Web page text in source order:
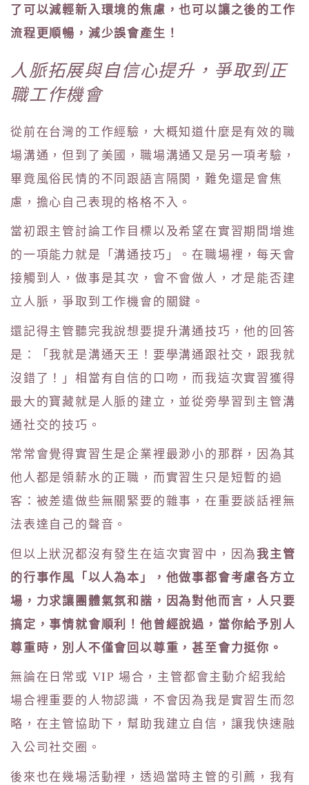
了可以減輕新入環境的焦慮，也可以讓之後的工作
流程更順暢，減少誤會產生！
人脈拓展與自信心提升，爭取到正
職工作機會
從前在台灣的工作經驗，大概知道什麼是有效的職
場溝通，但到了美國，職場溝通又是另一項考驗，
畢竟風俗民情的不同跟語言隔閡，難免還是會焦
慮，擔心自己表現的格格不入。
當初跟主管討論工作目標以及希望在實習期間增進
的一項能力就是「溝通技巧」。在職場裡，每天會
接觸到人，做事是其次，會不會做人，才是能否建
立人脈，爭取到工作機會的關鍵。
還記得主管聽完我說想要提升溝通技巧，他的回答
是：「我就是溝通天王！要學溝通跟社交，跟我就
沒錯了！」相當有自信的口吻，而我這次實習獲得
最大的寶藏就是人脈的建立，並從旁學習到主管溝
通社交的技巧。
常常會覺得實習生是企業裡最渺小的那群，因為其
他人都是領薪水的正職，而實習生只是短暫的過
客：被差遣做些無關緊要的雜事，在重要談話裡無
法表達自己的聲音。
但以上狀況都沒有發生在這次實習中，因為我主管
的行事作風「以人為本」，他做事都會考慮各方立
場，力求讓團體氣氛和諧，因為對他而言，人只要
搞定，事情就會順利！他曾經說過，當你給予別人
尊重時，別人不僅會回以尊重，甚至會力挺你。
無論在日常或 VIP 場合，主管都會主動介紹我給
場合裡重要的人物認識，不會因為我是實習生而忽
略，在主管協助下，幫助我建立自信，讓我快速融
入公司社交圈。
後來也在幾場活動裡，透過當時主管的引薦，我有